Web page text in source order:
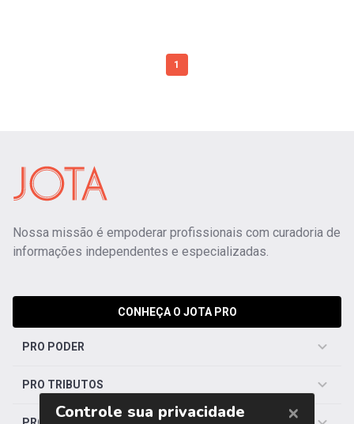
1
Nossa missão é empoderar profissionais com curadoria de
informações independentes e especializadas.
CONHEÇA O JOTA PRO
PRO PODER
PRO TRIBUTOS